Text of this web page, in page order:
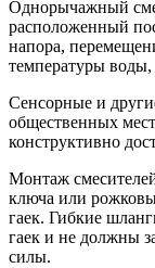
Однорычажный
расположенный
напора,
температуры
Сенсорные и
общественных
конструктивно
Монтаж
ключа или
гаек. Гибкие
гаек и не должны
силы.